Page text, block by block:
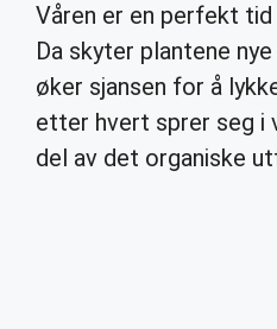
Våren er en perfekt
Da skyter plantene
øker sjansen for å
etter hvert sprer seg i
del av det organiske